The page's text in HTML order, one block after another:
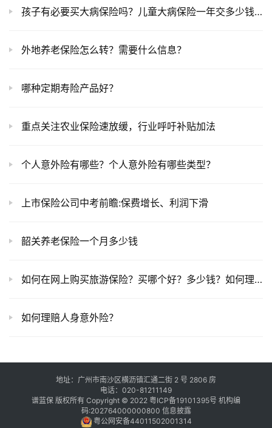
孩子有必要买大病保险吗？儿童大病保险一年交多少钱？
外地养老保险怎么转？需要什么信息？
哪种定期寿险产品好？
重点关注农业保险速放缓，行业呼吁补贴加法
个人意外险有哪些？个人意外险有哪些类型？
上市保险公司中考前瞻:保费增长、利润下滑
韶关养老保险一个月多少钱
如何在网上购买旅游保险？买哪个好？多少钱？如何理赔？
如何理赔人身意外险？
地址：广州市南沙区横沥镇汇通二街 2 号 2806 房
电话：020-81211149
谱蓝保 版权所有 Copyright © 2022 粤ICP备19101395号 机构编
码:202764000000800 信息披露
粤公网安备44011502001314